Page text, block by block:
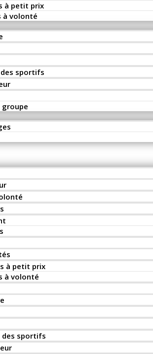
à petit prix
à volonté
sportifs
groupe
à petit prix
à volonté
des sportifs